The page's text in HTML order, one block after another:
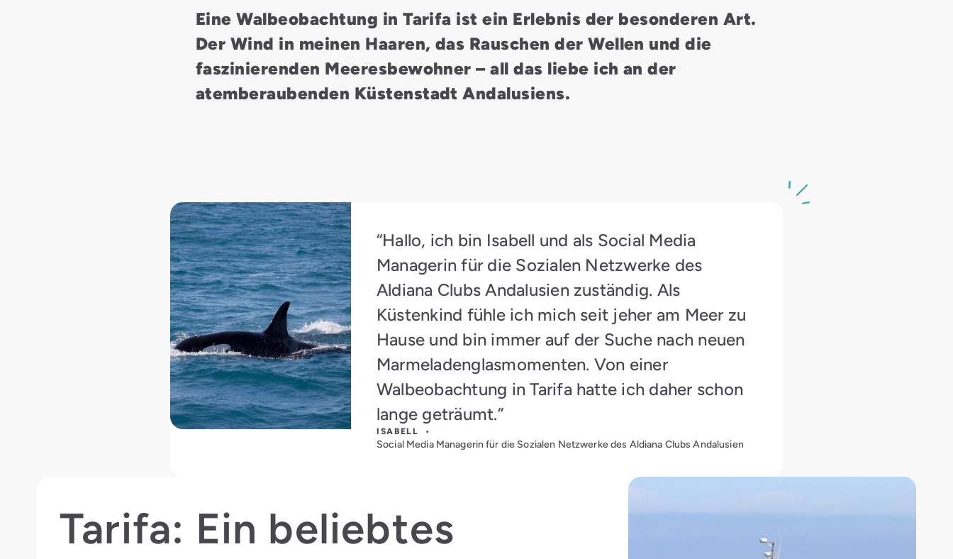
Eine Walbeobachtung in Tarifa ist ein Erlebnis der besonderen Art.
Der Wind in meinen Haaren, das Rauschen der Wellen und die
faszinierenden Meeresbewohner – all das liebe ich an der
atemberaubenden Küstenstadt Andalusiens.
“Hallo, ich bin Isabell und als Social Media
Managerin für die Sozialen Netzwerke des
Aldiana Clubs Andalusien zuständig. Als
Küstenkind fühle ich mich seit jeher am Meer zu
Hause und bin immer auf der Suche nach neuen
Marmeladenglasmomenten. Von einer
Walbeobachtung in Tarifa hatte ich daher schon
lange geträumt.”
ISABELL •
Social Media Managerin für die Sozialen Netzwerke des Aldiana Clubs Andalusien
Tarifa: Ein beliebtes